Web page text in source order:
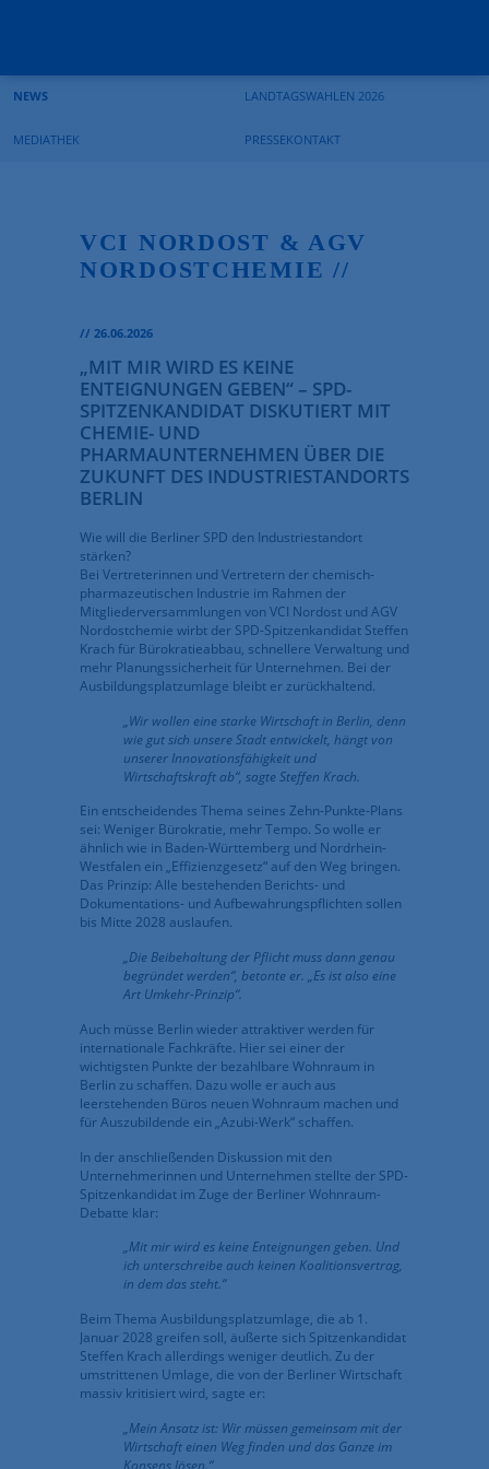
überspringen
Navigation
überspringen
NEWS LANDTAGSWAHLEN 2026
MEDIATHEK PRESSEKONTAKT
VCI NORDOST & AGV
NORDOSTCHEMIE //
// 26.06.2026
„MIT MIR WIRD ES KEINE
ENTEIGNUNGEN GEBEN“ – SPD-
SPITZENKANDIDAT DISKUTIERT MIT
CHEMIE- UND
PHARMAUNTERNEHMEN ÜBER DIE
ZUKUNFT DES INDUSTRIESTANDORTS
BERLIN
Wie will die Berliner SPD den Industriestandort
stärken?
Bei Vertreterinnen und Vertretern der chemisch-
pharmazeutischen Industrie im Rahmen der
Mitgliederversammlungen von VCI Nordost und AGV
Nordostchemie wirbt der SPD-Spitzenkandidat Steffen
Krach für Bürokratieabbau, schnellere Verwaltung und
mehr Planungssicherheit für Unternehmen. Bei der
Ausbildungsplatzumlage bleibt er zurückhaltend.
„Wir wollen eine starke Wirtschaft in Berlin, denn
wie gut sich unsere Stadt entwickelt, hängt von
unserer Innovationsfähigkeit und
Wirtschaftskraft ab“, sagte Steffen Krach.
Ein entscheidendes Thema seines Zehn-Punkte-Plans
sei: Weniger Bürokratie, mehr Tempo. So wolle er
ähnlich wie in Baden-Württemberg und Nordrhein-
Westfalen ein „Effizienzgesetz“ auf den Weg bringen.
Das Prinzip: Alle bestehenden Berichts- und
Dokumentations- und Aufbewahrungspflichten sollen
bis Mitte 2028 auslaufen.
„Die Beibehaltung der Pflicht muss dann genau
begründet werden“, betonte er. „Es ist also eine
Art Umkehr-Prinzip“.
Auch müsse Berlin wieder attraktiver werden für
internationale Fachkräfte. Hier sei einer der
wichtigsten Punkte der bezahlbare Wohnraum in
Berlin zu schaffen. Dazu wolle er auch aus
leerstehenden Büros neuen Wohnraum machen und
für Auszubildende ein „Azubi-Werk“ schaffen.
In der anschließenden Diskussion mit den
Unternehmerinnen und Unternehmen stellte der SPD-
Spitzenkandidat im Zuge der Berliner Wohnraum-
Debatte klar:
„Mit mir wird es keine Enteignungen geben. Und
ich unterschreibe auch keinen Koalitionsvertrag,
in dem das steht.“
Beim Thema Ausbildungsplatzumlage, die ab 1.
Januar 2028 greifen soll, äußerte sich Spitzenkandidat
Steffen Krach allerdings weniger deutlich. Zu der
umstrittenen Umlage, die von der Berliner Wirtschaft
massiv kritisiert wird, sagte er:
„Mein Ansatz ist: Wir müssen gemeinsam mit der
Wirtschaft einen Weg finden und das Ganze im
Konsens lösen.“